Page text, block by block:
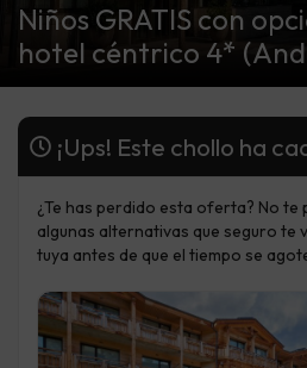
Niños GRATIS con
hotel céntrico 4*
¡Ups! Este chollo ha
¿Te has perdido esta oferta? No te
algunas alternativas que seguro te
tuya antes de que el tiempo se